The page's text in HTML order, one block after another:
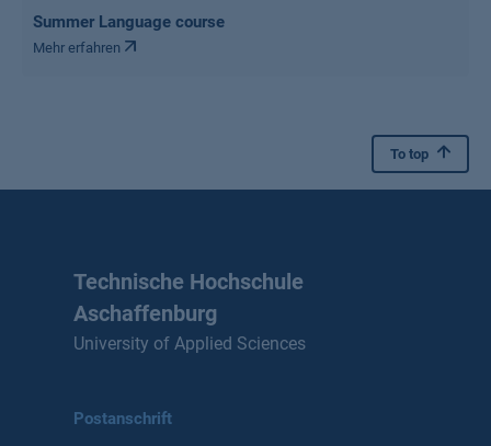
Summer Language course
Mehr erfahren
To top
Technische Hochschule
Aschaffenburg
University of Applied Sciences
Postanschrift